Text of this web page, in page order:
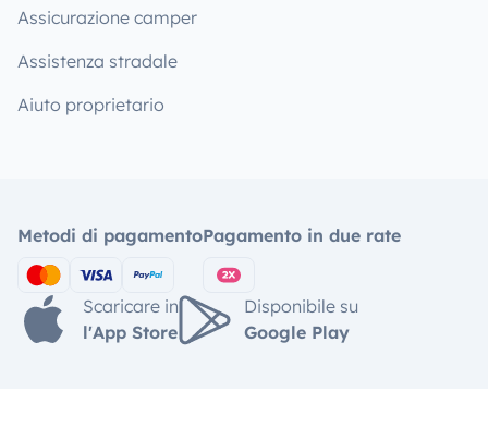
Assicurazione camper
Assistenza stradale
Aiuto proprietario
Metodi di pagamentoPagamento in due rate
Scaricare in
l'App Store
Disponibile su
Google Play